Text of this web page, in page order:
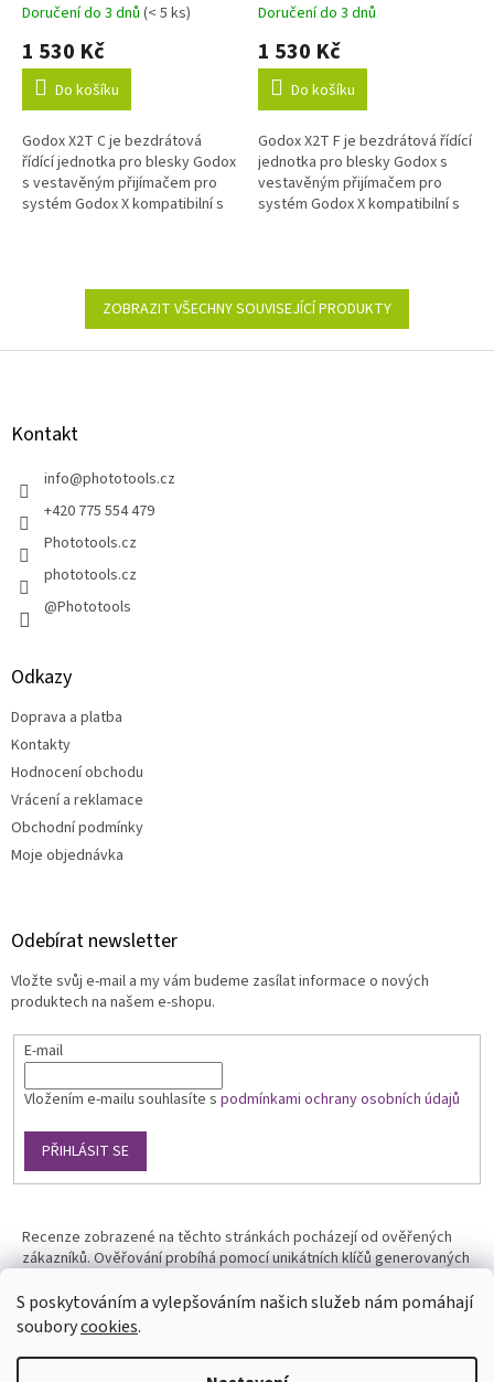
S poskytováním a vylepšováním našich služeb nám pomáhají
souborycookies.
Doručení do 3 dnů (< 5 ks)
1 530 Kč
Do košíku
Godox X2T C je bezdrátová
řídící jednotka pro blesky Godox
s vestavěným přijímačem pro
systém Godox X kompatibilní s
Doručení do 3 dnů
1 530 Kč
Do košíku
Godox X2T F je bezdrátová řídící
jednotka pro blesky Godox s
vestavěným přijímačem pro
systém Godox X kompatibilní s
ZOBRAZIT VŠECHNY SOUVISEJÍCÍ PRODUKTY
Z
Kontakt
info@phototools.cz
+420 775 554 479
Phototools.cz
phototools.cz
@Phototools
Odkazy
Doprava a platba
Kontakty
Hodnocení obchodu
Vrácení a reklamace
Obchodní podmínky
Moje objednávka
Odebírat newsletter
Vložte svůj e-mail a my vám budeme zasílat informace o nových
produktech na našem e-shopu.
E-mail
Vložením e-mailu souhlasíte s podmínkami ochrany osobních údajů
PŘIHLÁSIT SE
Recenze zobrazené na těchto stránkách pocházejí od ověřených
zákazníků. Ověřování probíhá pomocí unikátních klíčů generovaných